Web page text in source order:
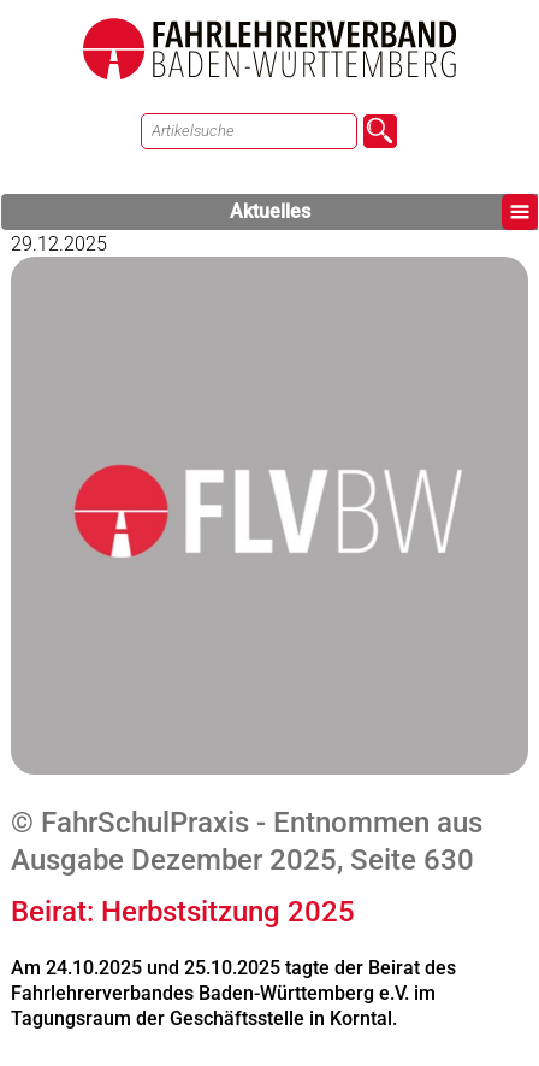
Aktuelles
29.12.2025
© FahrSchulPraxis - Entnommen aus
Ausgabe Dezember 2025, Seite 630
Beirat: Herbstsitzung 2025
Am 24.10.2025 und 25.10.2025 tagte der Beirat des
Fahrlehrerverbandes Baden-Württemberg e.V. im
Tagungsraum der Geschäftsstelle in Korntal.